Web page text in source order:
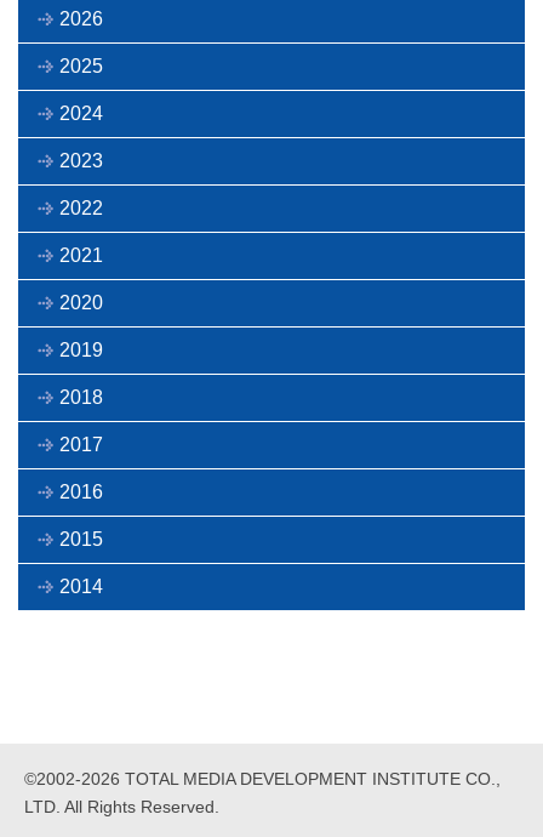
2026
2025
2024
2023
2022
2021
2020
2019
2018
2017
2016
2015
2014
©2002-2026 TOTAL MEDIA DEVELOPMENT INSTITUTE CO.,
LTD. All Rights Reserved.